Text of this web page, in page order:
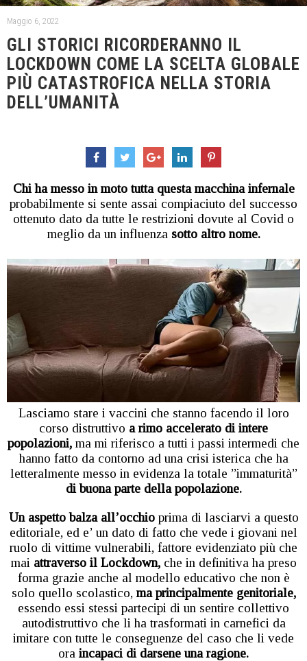
Maggio 6, 2022
GLI STORICI RICORDERANNO IL
LOCKDOWN COME LA SCELTA GLOBALE
PIÙ CATASTROFICA NELLA STORIA
DELL’UMANITÀ
Chi ha messo in moto tutta questa macchina infernale
probabilmente si sente assai compiaciuto del successo
ottenuto dato da tutte le restrizioni dovute al Covid o
meglio da un influenza sotto altro nome.
Lasciamo stare i vaccini che stanno facendo il loro
corso distruttivo a rimo accelerato di intere
popolazioni, ma mi riferisco a tutti i passi intermedi che
hanno fatto da contorno ad una crisi isterica che ha
letteralmente messo in evidenza la totale ”immaturità”
di buona parte della popolazione.
Un aspetto balza all’occhioprima di lasciarvi a questo
editoriale, ed e’ un dato di fatto che vede i giovani nel
ruolo di vittime vulnerabili, fattore evidenziato più che
mai attraverso il Lockdown,che in definitiva ha preso
forma grazie anche al modello educativo che non è
solo quello scolastico, ma principalmente genitoriale,
essendo essi stessi partecipi di un sentire collettivo
autodistruttivo che li ha trasformati in carnefici da
imitare con tutte le conseguenze del caso che li vede
ora incapaci di darsene una ragione.